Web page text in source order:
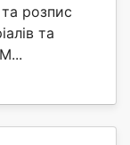
розпис
та